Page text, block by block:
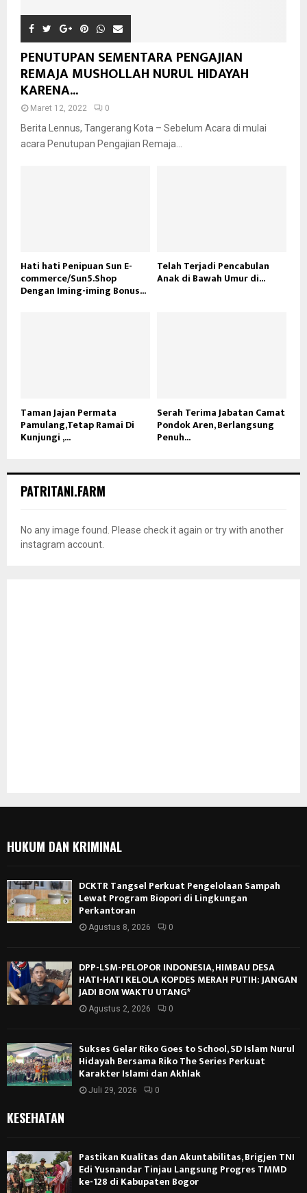
PENUTUPAN SEMENTARA PENGAJIAN
REMAJA MUSHOLLAH NURUL HIDAYAH
KARENA...
Maret 12, 2022 0
Berita Lennus, Tangerang Kota – Sebelum Acara di mulai
acara Penutupan Pengajian Remaja...
Hati hati Penipuan Sun E-
commerce/Sun5.Shop
Dengan Iming-iming Bonus...
Telah Terjadi Pencabulan
Anak di Bawah Umur di...
Taman Jajan Permata
Pamulang,Tetap Ramai Di
Kunjungi ,...
Serah Terima Jabatan Camat
Pondok Aren, Berlangsung
Penuh...
PATRITANI.FARM
No any image found. Please check it again or try with another
instagram account.
HUKUM DAN KRIMINAL
DCKTR Tangsel Perkuat Pengelolaan Sampah
Lewat Program Biopori di Lingkungan
Perkantoran
Agustus 8, 2026 0
DPP-LSM-PELOPOR INDONESIA, HIMBAU DESA
HATI-HATI KELOLA KOPDES MERAH PUTIH: JANGAN
JADI BOM WAKTU UTANG*
Agustus 2, 2026 0
Sukses Gelar Riko Goes to School, SD Islam Nurul
Hidayah Bersama Riko The Series Perkuat
Karakter Islami dan Akhlak
Juli 29, 2026 0
KESEHATAN
Pastikan Kualitas dan Akuntabilitas, Brigjen TNI
Edi Yusnandar Tinjau Langsung Progres TMMD
ke-128 di Kabupaten Bogor